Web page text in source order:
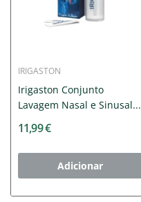
IRIGASTON
Irigaston Conjunto
Lavagem Nasal e Sinusal...
11,99 €
Adicionar